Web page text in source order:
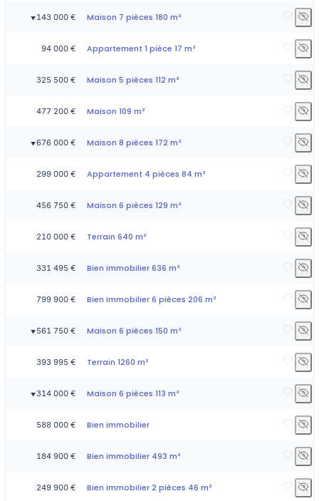
▼ 143 000 € Maison 7 pièces 180 m²
94 000 € Appartement 1 pièce 17 m²
325 500 € Maison 5 pièces 112 m²
477 200 € Maison 109 m²
▼676 000 € Maison 8 pièces 172 m²
299 000 € Appartement 4 pièces 84 m²
456 750 € Maison 6 pièces 129 m²
210 000 € Terrain 640 m²
331 495 € Bien immobilier 636 m²
799 900 € Bien immobilier 6 pièces 206 m²
▼ 561 750 € Maison 6 pièces 150 m²
393 995 € Terrain 1260 m²
▼314 000 € Maison 6 pièces 113 m²
588 000 € Bien immobilier
184 900 € Bien immobilier 493 m²
249 900 € Bien immobilier 2 pièces 46 m²